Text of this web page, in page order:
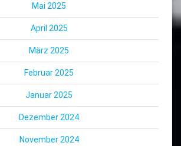
Mai 2025
April 2025
März 2025
Februar 2025
Januar 2025
Dezember 2024
November 2024